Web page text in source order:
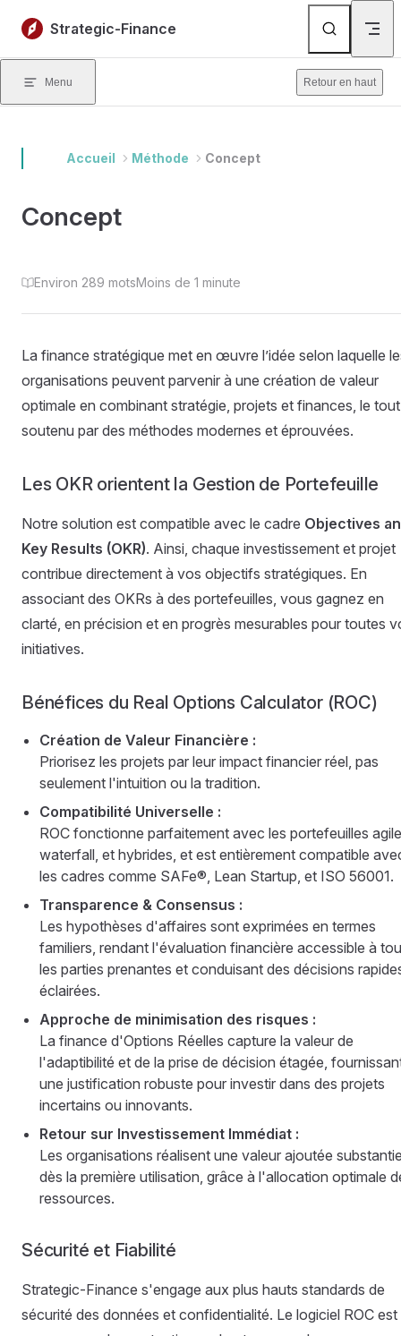
Skip to content
Strategic-Finance
Menu Retour en haut
Accueil Méthode Concept
Concept
Environ 289 motsMoins de 1 minute
La finance stratégique met en œuvre l’idée selon laquelle
organisations peuvent parvenir à une création de valeur
optimale en combinant stratégie, projets et finances, le tout
soutenu par des méthodes modernes et éprouvées.
Les OKR orientent la Gestion de Portefeuille
Notre solution est compatible avec le cadre Objectives
Key Results (OKR). Ainsi, chaque investissement et projet
contribue directement à vos objectifs stratégiques. En
associant des OKRs à des portefeuilles, vous gagnez en
clarté, en précision et en progrès mesurables pour toutes
initiatives.
Bénéfices du Real Options Calculator (ROC)
Création de Valeur Financière :
Priorisez les projets par leur impact financier réel, pas
seulement l'intuition ou la tradition.
Compatibilité Universelle :
ROC fonctionne parfaitement avec les portefeuilles
waterfall, et hybrides, et est entièrement compatible
les cadres comme SAFe®, Lean Startup, et ISO 56001.
Transparence & Consensus :
Les hypothèses d'affaires sont exprimées en termes
familiers, rendant l'évaluation financière accessible à
les parties prenantes et conduisant des décisions
éclairées.
Approche de minimisation des risques :
La finance d'Options Réelles capture la valeur de
l'adaptibilité et de la prise de décision étagée,
une justification robuste pour investir dans des projets
incertains ou innovants.
Retour sur Investissement Immédiat :
Les organisations réalisent une valeur ajoutée
dès la première utilisation, grâce à l'allocation optimale
ressources.
Sécurité et Fiabilité
Strategic-Finance s'engage aux plus hauts standards de
sécurité des données et confidentialité. Le logiciel ROC est